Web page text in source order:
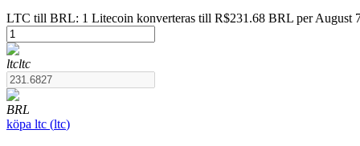
USDT Futures
Futures med USDT som säkerhet
LTC till BRL: 1 Litecoin konverteras till R$231.68 BRL per August
ltcltc
BRL
köpa ltc (ltc)